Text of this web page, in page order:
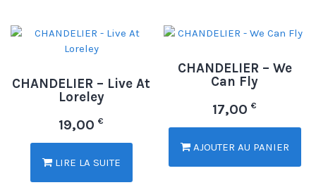
CHANDELIER – Live At
Loreley
19,00€
LIRE LA SUITE
CHANDELIER – We
Can Fly
17,00€
AJOUTER AU PANIER